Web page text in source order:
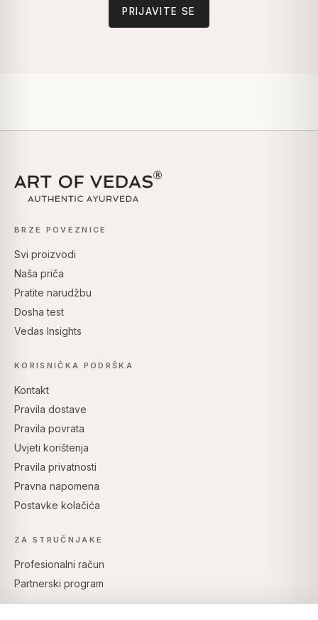
PRIJAVITE SE
BRZE POVEZNICE
Svi proizvodi
Naša priča
Pratite narudžbu
Dosha test
Vedas Insights
KORISNIČKA PODRŠKA
Kontakt
Pravila dostave
Pravila povrata
Uvjeti korištenja
Pravila privatnosti
Pravna napomena
Postavke kolačića
ZA STRUČNJAKE
Profesionalni račun
Partnerski program